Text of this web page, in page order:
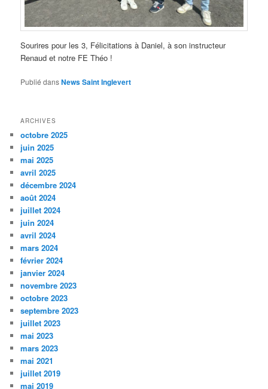
Sourires pour les 3, Félicitations à Daniel, à son instructeur
Renaud et notre FE Théo !
Publié dansNews Saint Inglevert
ARCHIVES
octobre 2025
juin 2025
mai 2025
avril 2025
décembre 2024
août 2024
juillet 2024
juin 2024
avril 2024
mars 2024
février 2024
janvier 2024
novembre 2023
octobre 2023
septembre 2023
juillet 2023
mai 2023
mars 2023
mai 2021
juillet 2019
mai 2019